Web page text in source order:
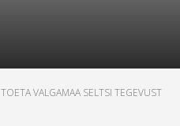
TOETA VALGAMAA SELTSI TEGEVUST